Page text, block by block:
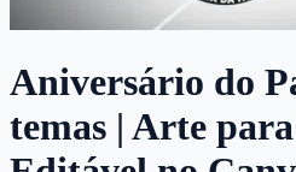
Aniversário do
temas | Arte